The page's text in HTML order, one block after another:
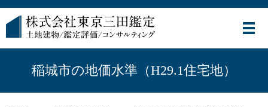
メ
稲城市の地価水準（H29.1住宅地）